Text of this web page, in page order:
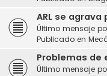
ARL se
Último mensaje
Publicado en
Problemas de
Último mensaje